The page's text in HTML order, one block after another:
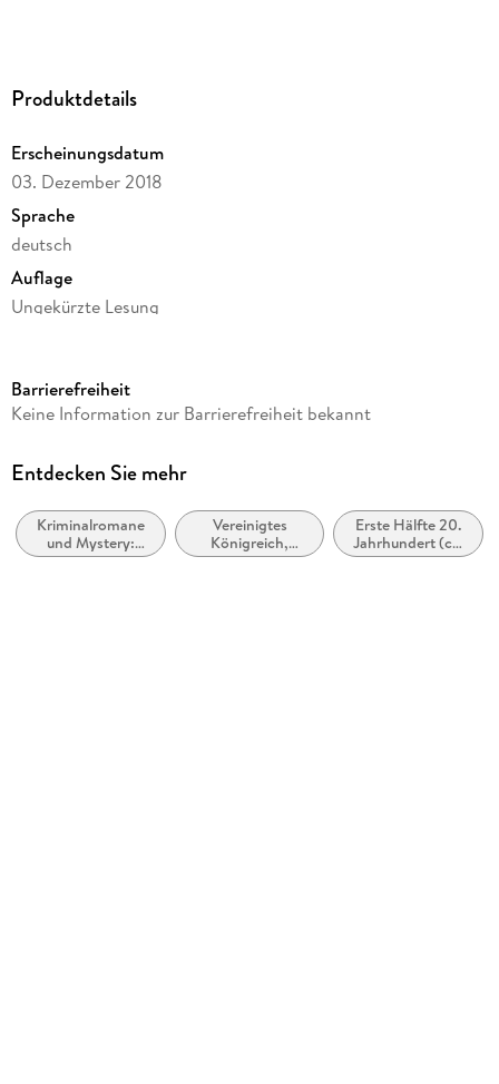
(Laufzeit: 8h 3)
Produktdetails
Erscheinungsdatum
03. Dezember 2018
Sprache
deutsch
Auflage
Ungekürzte Lesung
Dateigröße
Laufzeit
Autor/Autorin
Agatha Christie
Barrierefreiheit
Keine Information zur Barrierefreiheit bekannt
Entdecken Sie mehr
Kriminalromane
und Mystery:
Cosy Mystery
Vereinigtes
Königreich,
Großbritannien
Erste Hälfte 20.
Jahrhundert (ca.
1900 bis ca.